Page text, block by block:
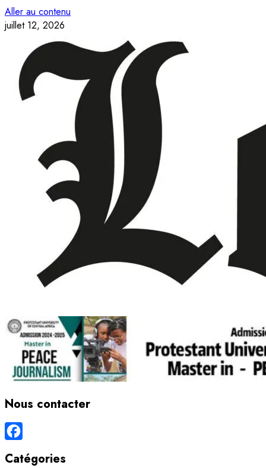
Aller au contenu
juillet 12, 2026
Nous contacter
Catégories